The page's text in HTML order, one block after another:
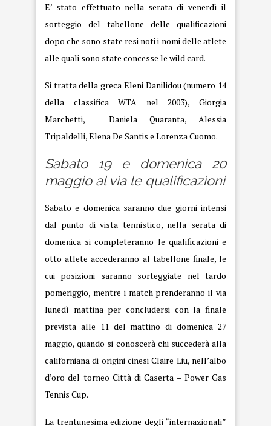
E’ stato effettuato nella serata di venerdì il
sorteggio del tabellone delle qualificazioni
dopo che sono state resi noti i nomi delle atlete
alle quali sono state concesse le wild card.
Si tratta della greca Eleni Danilidou (numero 14
della classifica WTA nel 2003), Giorgia
Marchetti, Daniela Quaranta, Alessia
Tripaldelli, Elena De Santis e Lorenza Cuomo.
Sabato 19 e domenica 20
maggio al via le qualificazioni
Sabato e domenica saranno due giorni intensi
dal punto di vista tennistico, nella serata di
domenica si completeranno le qualificazioni e
otto atlete accederanno al tabellone finale, le
cui posizioni saranno sorteggiate nel tardo
pomeriggio, mentre i match prenderanno il via
lunedì mattina per concludersi con la finale
prevista alle 11 del mattino di domenica 27
maggio, quando si conoscerà chi succederà alla
californiana di origini cinesi Claire Liu, nell’albo
d’oro del torneo Città di Caserta – Power Gas
Tennis Cup.
La trentunesima edizione degli “internazionali”